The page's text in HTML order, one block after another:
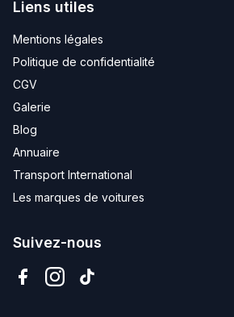
Liens utiles
Mentions légales
Politique de confidentialité
CGV
Galerie
Blog
Annuaire
Transport International
Les marques de voitures
Suivez-nous